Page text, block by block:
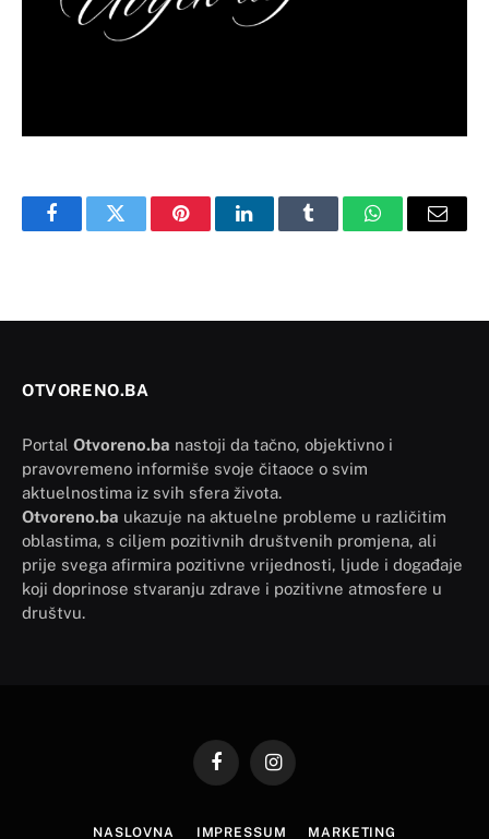
FacebookTwitter PinterestLinkedInTumblr WhatsAppEmail
OTVORENO.BA
Portal Otvoreno.ba nastoji da tačno, objektivno i
pravovremeno informiše svoje čitaoce o svim
aktuelnostima iz svih sfera života.
Otvoreno.ba ukazuje na aktuelne probleme u različitim
oblastima, s ciljem pozitivnih društvenih promjena, ali
prije svega afirmira pozitivne vrijednosti, ljude i događaje
koji doprinose stvaranju zdrave i pozitivne atmosfere u
društvu.
FacebookInstagram
NASLOVNA IMPRESSUM MARKETING